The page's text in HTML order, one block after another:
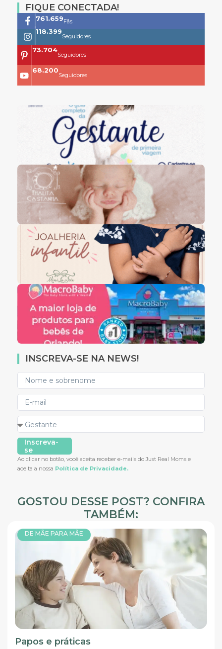
FIQUE CONECTADA!
761.659Fãs
118.399
Seguidores
73.704
Seguidores
68.200
Seguidores
INSCREVA-SE NA NEWS!
Inscreva-
se
Ao clicar no botão, você aceita receber e-mails do Just Real Moms e
aceita a nossa Política de Privacidade.
GOSTOU DESSE POST? CONFIRA
TAMBÉM:
DE MÃE PARA MÃE
Papos e práticas